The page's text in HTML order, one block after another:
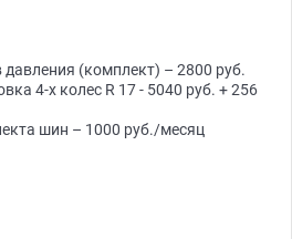
(комплект) – 2800 руб.
4-х колес R 17 - 5040 руб. + 256
шин – 1000 руб./месяц